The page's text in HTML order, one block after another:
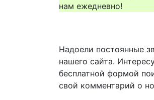
нам ежедневно!
Надоели постоянные
нашего сайта.
бесплатной формой
свой комментарий о